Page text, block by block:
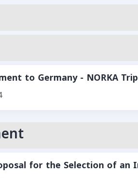
to Germany - NORKA
for the Selection of an